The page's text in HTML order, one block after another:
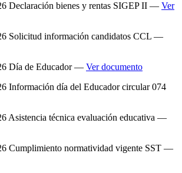
Declaración bienes y rentas SIGEP II — Ver
Solicitud información candidatos CCL —
Día de Educador — Ver documento
Información día del Educador circular 074
Asistencia técnica evaluación educativa —
Cumplimiento normatividad vigente SST —